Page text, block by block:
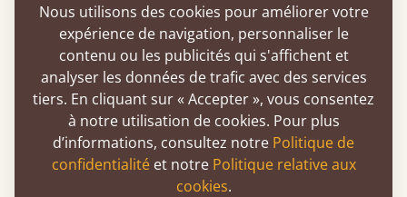
trouverez un modèle adapté à vos besoins.
Et si vous recherchez un lit totalement
personnalisé, notre service de fabrication sur
mesure vous permet de choisir la taille exacte
qui correspond à votre espace nuit.
Sans tête de lit, nos lits bas en bois sont
idéaux pour les combles ou les chambres avec
Nous utilisons des cookies pour améliorer votre
expérience de navigation, personnaliser le
contenu ou les publicités qui s'affichent et
analyser les données de trafic avec des services
tiers. En cliquant sur « Accepter », vous consentez
à notre utilisation de cookies. Pour plus
d’informations, consultez notre Politique de
confidentialitéet notre Politique relative aux
cookies.